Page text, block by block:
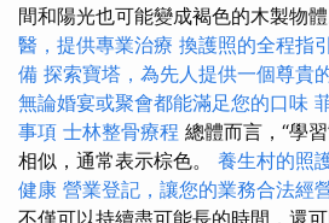
間和陽光也可能變成褐色的木製物體
醫，提供專業治療 換護照的全程指
備 探索寶塔，為先人提供一個尊貴
無論婚宴或聚會都能滿足您的口味
事項 士林整骨療程 總體而言，“學
相似，通常表示棕色。 養生村的照
健康 營業登記，讓您的業務合法經
不僅可以持續盡可能長的時間，還